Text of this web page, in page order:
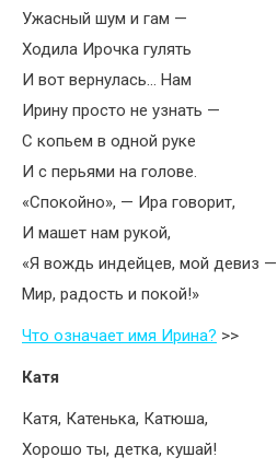
Ужасный шум и гам —
Ходила Ирочка гулять
И вот вернулась… Нам
Ирину просто не узнать —
С копьем в одной руке
И с перьями на голове.
«Спокойно», — Ира говорит,
И машет нам рукой,
«Я вождь индейцев, мой девиз —
Мир, радость и покой!»
Что означает имя Ирина? >>
Катя
Катя, Катенька, Катюша,
Хорошо ты, детка, кушай!